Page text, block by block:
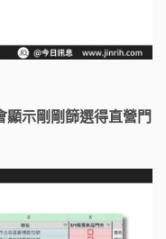
顯示剛剛篩選得直營門